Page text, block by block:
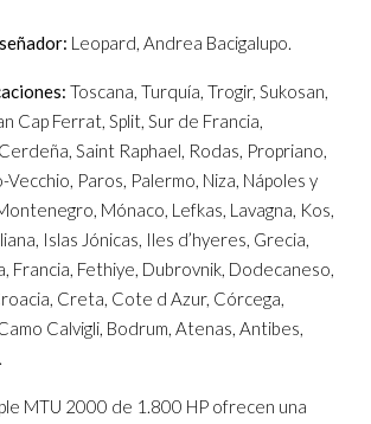
Leopard, Andrea Bacigalupo.
Toscana, Turquía, Trogir, Sukosan,
Cap Ferrat, Split, Sur de Francia,
Saint Raphael, Rodas, Propriano,
Paros, Palermo, Niza, Nápoles y
Mónaco, Lefkas, Lavagna, Kos,
Islas Jónicas, Iles d’hyeres, Grecia,
Francia, Fethiye, Dubrovnik, Dodecaneso,
Creta, Cote d Azur, Córcega,
Calvigli, Bodrum, Atenas, Antibes,
MTU 2000 de 1.800 HP ofrecen una